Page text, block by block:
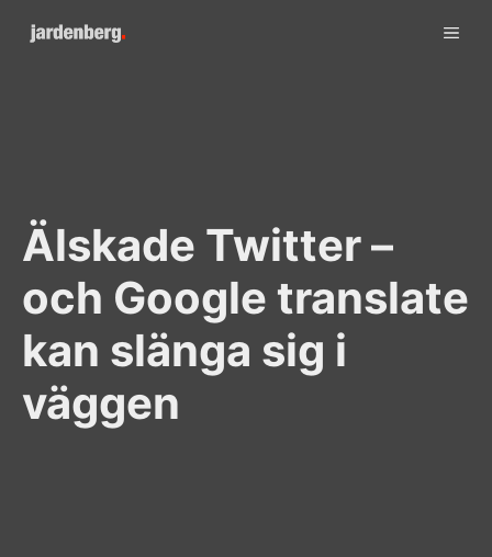
Älskade Twitter –
och Google translate
kan slänga sig i
väggen